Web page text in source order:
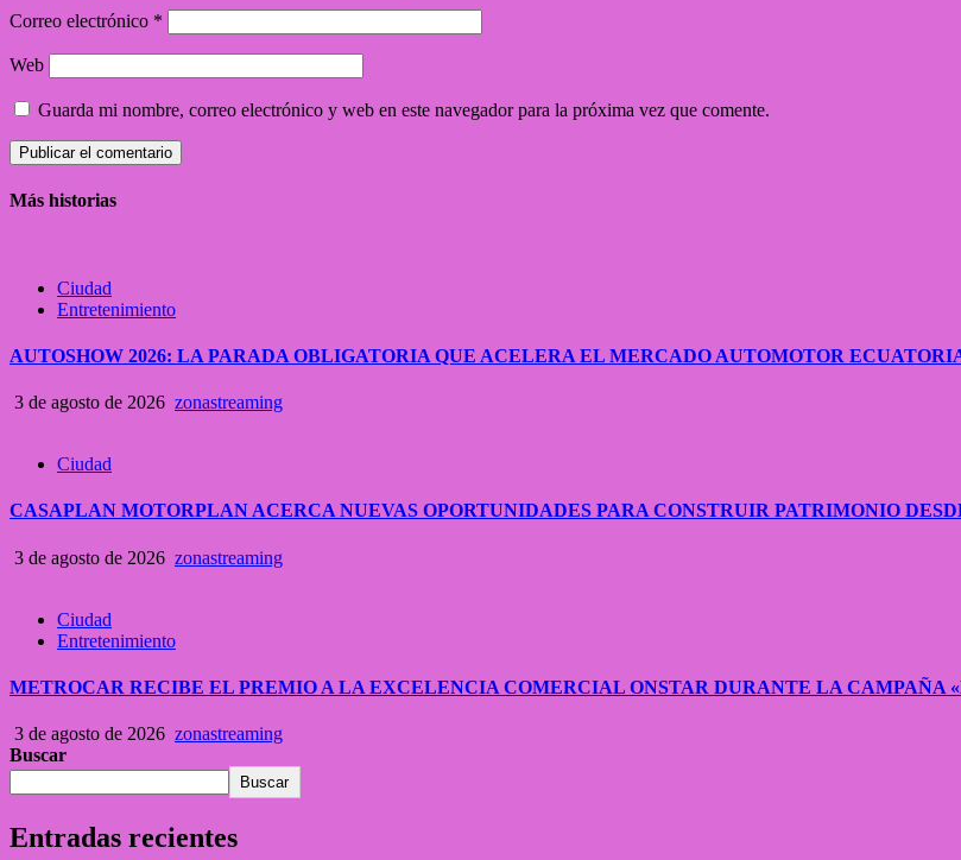
Correo electrónico *
Web
Guarda mi nombre, correo electrónico y web en este navegador para la próxima vez que comente.
Más historias
Ciudad
Entretenimiento
AUTOSHOW 2026: LA PARADA OBLIGATORIA QUE ACELERA EL MERCADO AUTOMOTOR
3 de agosto de 2026 zonastreaming
Ciudad
CASAPLAN MOTORPLAN ACERCA NUEVAS OPORTUNIDADES PARA CONSTRUIR PATRIMONIO
3 de agosto de 2026 zonastreaming
Ciudad
Entretenimiento
METROCAR RECIBE EL PREMIO A LA EXCELENCIA COMERCIAL ONSTAR DURANTE LA CAMPAÑA
3 de agosto de 2026 zonastreaming
Buscar
Buscar
Entradas recientes